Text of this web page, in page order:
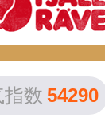
指数 54290